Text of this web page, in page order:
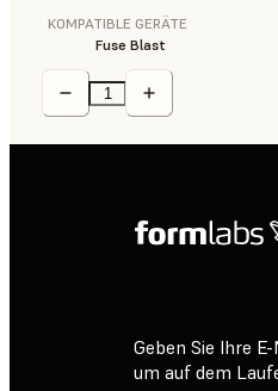
KOMPATIBLE GERÄTE
Fuse Blast
Geben Sie Ihre
um auf dem